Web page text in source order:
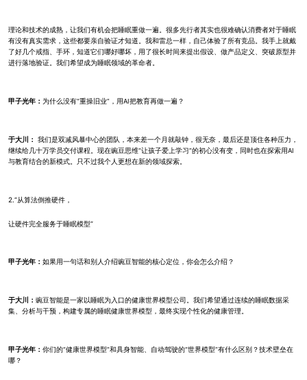
理论和技术的成熟，让我们有机会把睡眠重做一遍。很多先行者其实也很难确认消费者对于睡眠
有没有真实需求，这些都要亲自验证才知道。我和雷总一样，自己体验了所有竞品。我手上就戴
了好几个戒指、手环，知道它们哪好哪坏，用了很长时间来提出假设、做产品定义、突破原型并
进行落地验证。我们希望成为睡眠领域的革命者。
甲子光年： 为什么没有“重操旧业”，用AI把教育再做一遍？
于大川：
我们是双减风暴中心的团队，本来差一个月就敲钟，很无奈，最后还是顶住各种压力，
继续给几十万学员交付课程。现在豌豆思维“让孩子爱上学习”的初心没有变，同时也在探索用AI
与教育结合的新模式。只不过我个人更想在新的领域探索。
2.“从算法倒推硬件，
让硬件完全服务于睡眠模型”
甲子光年： 如果用一句话和别人介绍豌豆智能的核心定位，你会怎么介绍？
于大川： 豌豆智能是一家以睡眠为入口的健康世界模型公司。我们希望通过连续的睡眠数据采
集、分析与干预，构建专属的睡眠健康世界模型，最终实现个性化的健康管理。
甲子光年： 你们的“健康世界模型”和具身智能、自动驾驶的“世界模型”有什么区别？技术壁垒在
哪？